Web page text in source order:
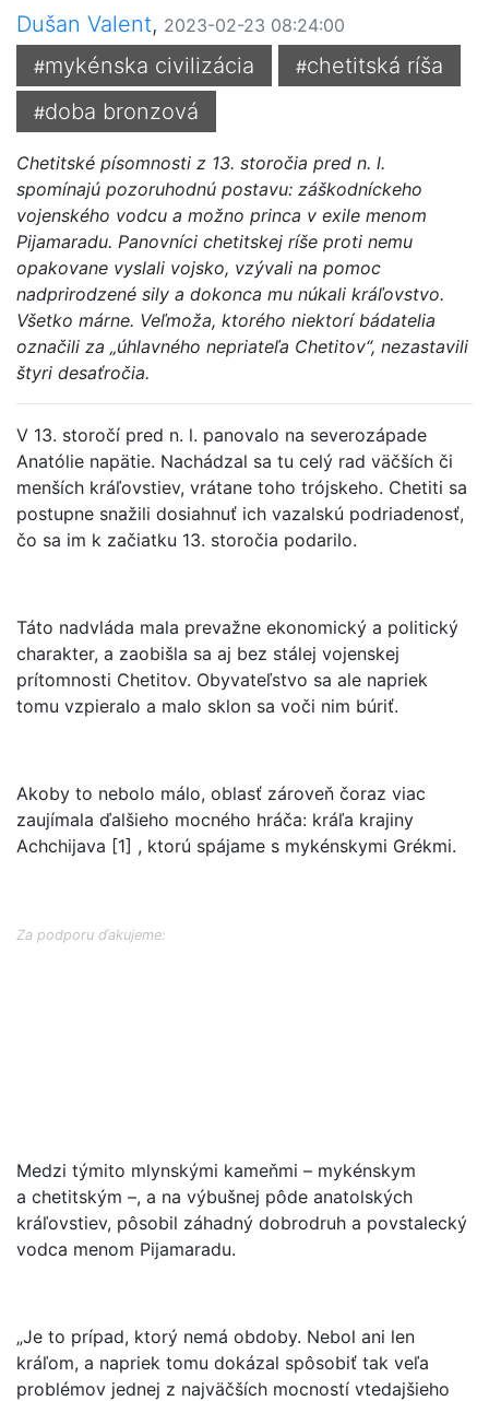
Dušan Valent, 2023-02-23 08:24:00
#mykénska civilizácia #chetitská ríša
#doba bronzová
Chetitské písomnosti z 13. storočia pred n. l.
spomínajú pozoruhodnú postavu: záškodníckeho
vojenského vodcu a možno princa v exile menom
Pijamaradu. Panovníci chetitskej ríše proti nemu
opakovane vyslali vojsko, vzývali na pomoc
nadprirodzené sily a dokonca mu núkali kráľovstvo.
Všetko márne. Veľmoža, ktorého niektorí bádatelia
označili za „úhlavného nepriateľa Chetitov“, nezastavili
štyri desaťročia.
V 13. storočí pred n. l. panovalo na severozápade
Anatólie napätie. Nachádzal sa tu celý rad väčších či
menších kráľovstiev, vrátane toho trójskeho. Chetiti sa
postupne snažili dosiahnuť ich vazalskú podriadenosť,
čo sa im k začiatku 13. storočia podarilo.
Táto nadvláda mala prevažne ekonomický a politický
charakter, a zaobišla sa aj bez stálej vojenskej
prítomnosti Chetitov. Obyvateľstvo sa ale napriek
tomu vzpieralo a malo sklon sa voči nim búriť.
Akoby to nebolo málo, oblasť zároveň čoraz viac
zaujímala ďalšieho mocného hráča: kráľa krajiny
Achchijava [1] , ktorú spájame s mykénskymi Grékmi.
Za podporu ďakujeme:
Medzi týmito mlynskými kameňmi – mykénskym
a chetitským –, a na výbušnej pôde anatolských
kráľovstiev, pôsobil záhadný dobrodruh a povstalecký
vodca menom Pijamaradu.
„Je to prípad, ktorý nemá obdoby. Nebol ani len
kráľom, a napriek tomu dokázal spôsobiť tak veľa
problémov jednej z najväčších mocností vtedajšieho